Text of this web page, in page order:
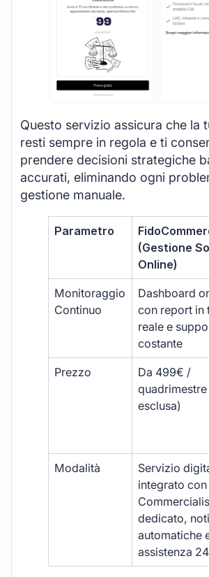
Questo servizio assicura che la
resti sempre in regola e ti
prendere decisioni strategiche
accurati, eliminando ogni
gestione manuale.
Parametro
(Gestione
Online)
Monitoraggio
Continuo
Dashboard
con report in
reale e
costante
Prezzo
Da 499€ /
quadrimestre
esclusa)
Modalità
Servizio
integrato con
dedicato,
automatiche
assistenza